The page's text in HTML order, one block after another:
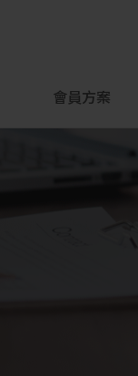
會員方案